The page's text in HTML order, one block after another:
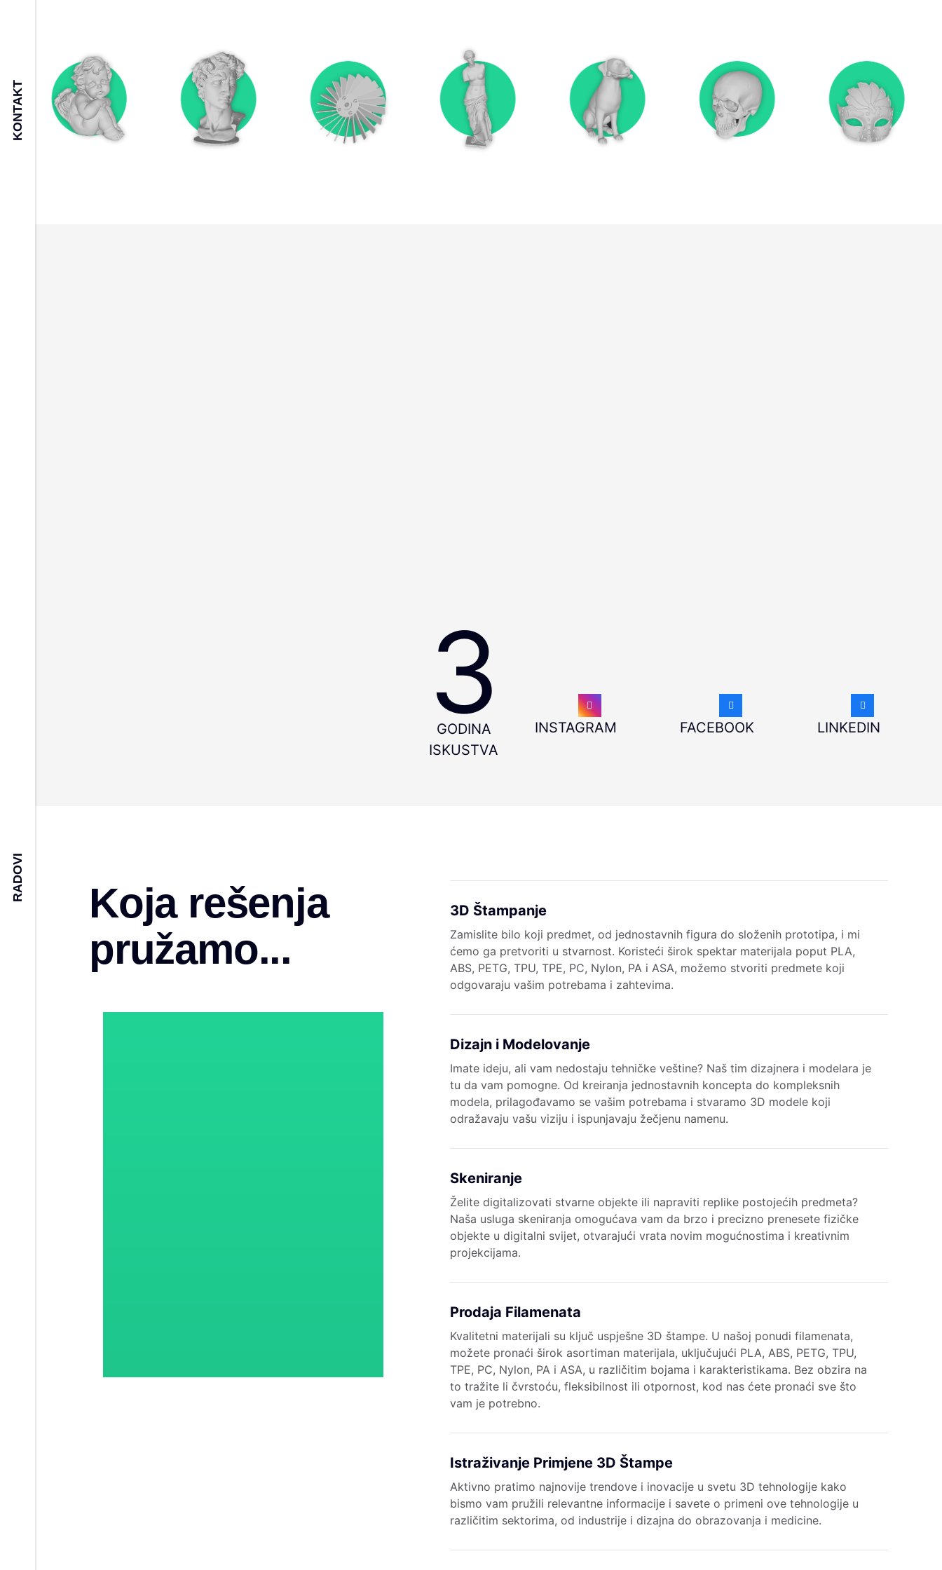
KONTAKT
RADOVI
3
GODINA
ISKUSTVA
INSTAGRAM FACEBOOK LINKEDIN
Koja rešenja
pružamo...
3D Štampanje
Zamislite bilo koji predmet, od jednostavnih figura do složenih prototipa, i mi
ćemo ga pretvoriti u stvarnost. Koristeći širok spektar materijala poput PLA,
ABS, PETG, TPU, TPE, PC, Nylon, PA i ASA, možemo stvoriti predmete koji
odgovaraju vašim potrebama i zahtevima.
Dizajn i Modelovanje
Imate ideju, ali vam nedostaju tehničke veštine? Naš tim dizajnera i modelara je
tu da vam pomogne. Od kreiranja jednostavnih koncepta do kompleksnih
modela, prilagođavamo se vašim potrebama i stvaramo 3D modele koji
odražavaju vašu viziju i ispunjavaju žečjenu namenu.
Skeniranje
Želite digitalizovati stvarne objekte ili napraviti replike postojećih predmeta?
Naša usluga skeniranja omogućava vam da brzo i precizno prenesete fizičke
objekte u digitalni svijet, otvarajući vrata novim mogućnostima i kreativnim
projekcijama.
Prodaja Filamenata
Kvalitetni materijali su ključ uspješne 3D štampe. U našoj ponudi filamenata,
možete pronaći širok asortiman materijala, uključujući PLA, ABS, PETG, TPU,
TPE, PC, Nylon, PA i ASA, u različitim bojama i karakteristikama. Bez obzira na
to tražite li čvrstoću, fleksibilnost ili otpornost, kod nas ćete pronaći sve što
vam je potrebno.
Istraživanje Primjene 3D Štampe
Aktivno pratimo najnovije trendove i inovacije u svetu 3D tehnologije kako
bismo vam pružili relevantne informacije i savete o primeni ove tehnologije u
različitim sektorima, od industrije i dizajna do obrazovanja i medicine.